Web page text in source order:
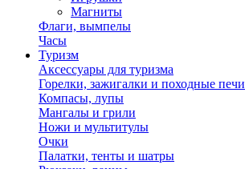
Магниты
Флаги, вымпелы
Часы
Туризм
Аксессуары для туризма
Горелки, зажигалки и походные печи
Компасы, лупы
Мангалы и грили
Ножи и мультитулы
Очки
Палатки, тенты и шатры